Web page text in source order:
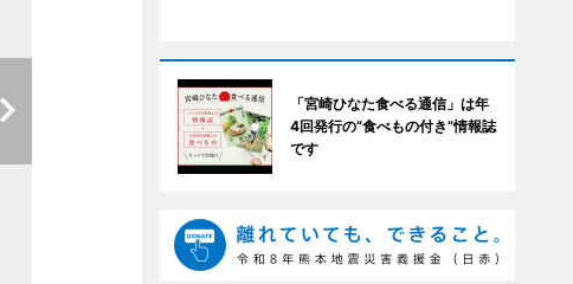
「宮崎ひなた食べる通信」は年
4回発行の“食べもの付き”情報誌
です